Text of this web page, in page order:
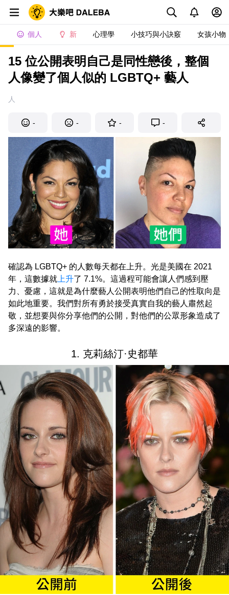
個人 新 心理學 小技巧與小訣竅 女孩小物
15 位公開表明自己是同性戀後，整個
人像變了個人似的 LGBTQ+ 藝人
人
- - - -
確認為 LGBTQ+ 的人數每天都在上升。光是美國在 2021
年，這數據就 上升了 7.1%。這過程可能會讓人們感到壓
力、憂慮，這就是為什麼藝人公開表明他們自己的性取向是
如此地重要。我們對所有勇於接受真實自我的藝人肅然起
敬，並想要與你分享他們的公開，對他們的公眾形象造成了
多深遠的影響。
1. 克莉絲汀·史都華